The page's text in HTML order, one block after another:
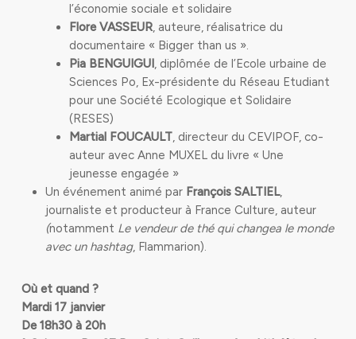
l’économie sociale et solidaire
Flore VASSEUR, auteure, réalisatrice du
documentaire « Bigger than us ».
Pia BENGUIGUI, diplômée de l’Ecole urbaine de
Sciences Po, Ex-présidente du Réseau Etudiant
pour une Société Ecologique et Solidaire
(RESES)
Martial FOUCAULT, directeur du CEVIPOF, co-
auteur avec Anne MUXEL du livre « Une
jeunesse engagée »
Un événement animé par François SALTIEL,
journaliste et producteur à France Culture, auteur
(notamment Le vendeur de thé qui changea le monde
avec un hashtag, Flammarion).
Où et quand ?
Mardi 17 janvier
De 18h30 à 20h